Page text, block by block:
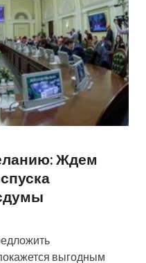
Ждем
выгодным